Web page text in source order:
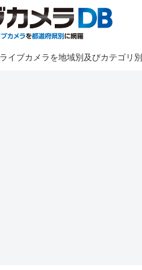
ブカメラを地域別及びカテゴリ別